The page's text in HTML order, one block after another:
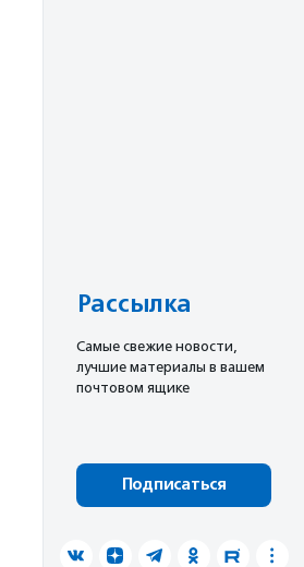
Рассылка
Cамые свежие новости,
лучшие материалы в вашем
почтовом ящике
Подписаться